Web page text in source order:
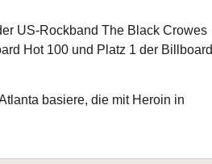
US-Rockband The Black Crowes
Hot 100 und Platz 1 der Billboard
basiere, die mit Heroin in